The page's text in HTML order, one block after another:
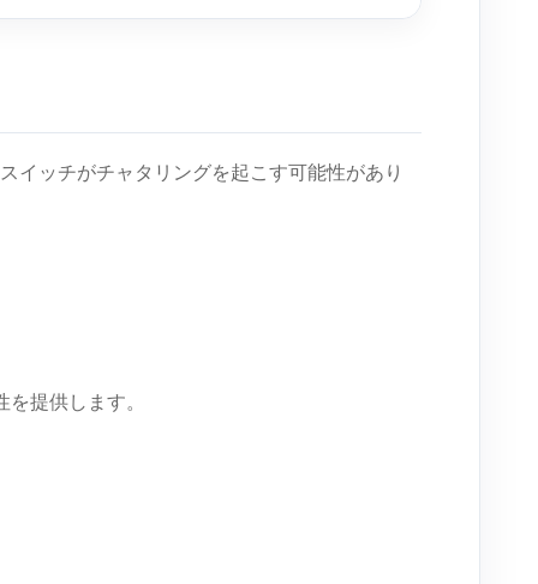
イッチがチャタリングを起こす可能性があり
提供します。